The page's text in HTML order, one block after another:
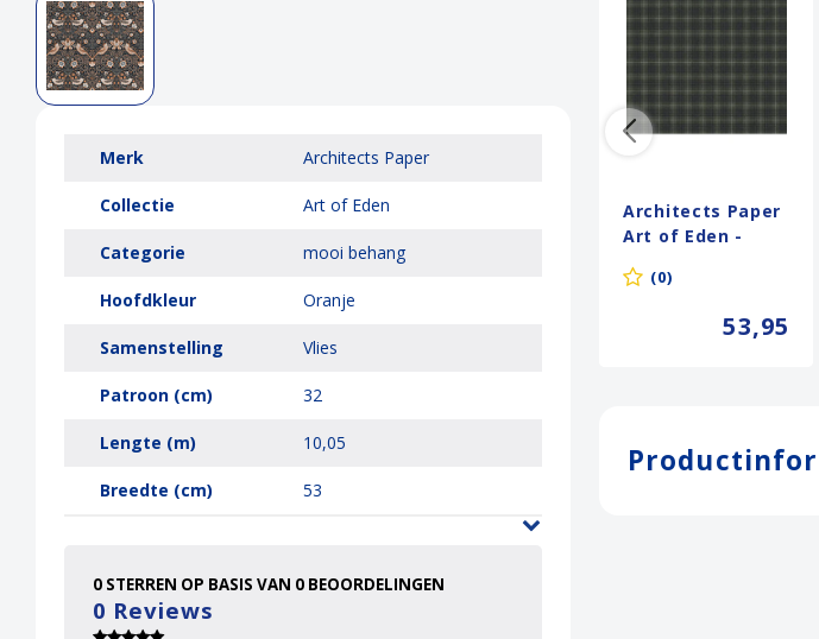
Merk Architects Paper
Collectie Art of Eden
Categorie mooi behang
Hoofdkleur Oranje
Samenstelling Vlies
Patroon (cm) 32
Lengte (m) 10,05
Breedte (cm) 53
0STERREN OP BASIS VAN 0BEOORDELINGEN
0 Reviews
Architects Paper
Art of Eden -
Groen - Geruit
Behang - 390643
(0)
53,95